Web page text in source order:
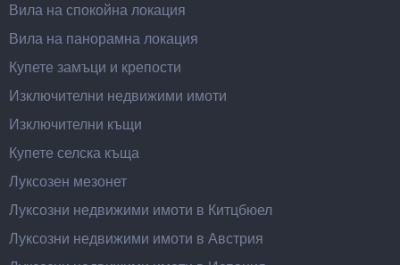
Вила на спокойна локация
Вила на панорамна локация
Купете замъци и крепости
Изключителни недвижими имоти
Изключителни къщи
Купете селска къща
Луксозен мезонет
Луксозни недвижими имоти в Китцбюел
Луксозни недвижими имоти в Австрия